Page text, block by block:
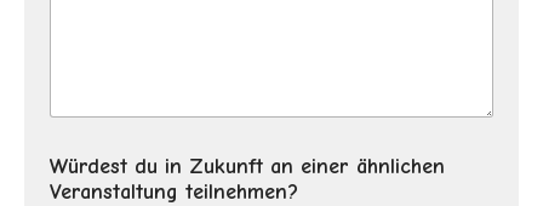
Würdest du in Zukunft an einer ähnlichen
Veranstaltung teilnehmen?